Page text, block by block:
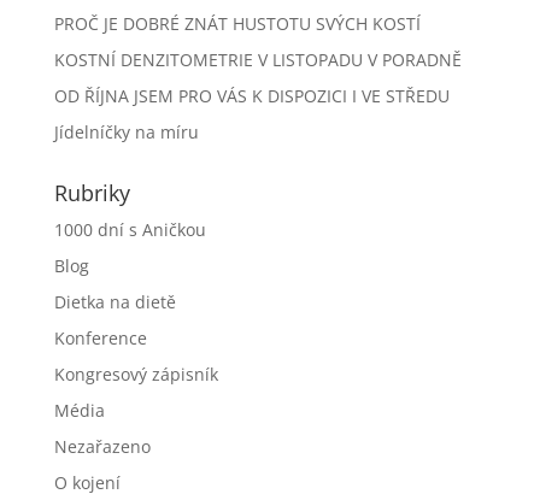
PROČ JE DOBRÉ ZNÁT HUSTOTU SVÝCH KOSTÍ
KOSTNÍ DENZITOMETRIE V LISTOPADU V PORADNĚ
OD ŘÍJNA JSEM PRO VÁS K DISPOZICI I VE STŘEDU
Jídelníčky na míru
Rubriky
1000 dní s Aničkou
Blog
Dietka na dietě
Konference
Kongresový zápisník
Média
Nezařazeno
O kojení